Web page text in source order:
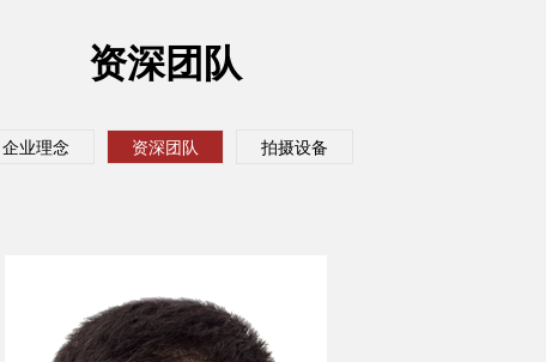
资深团队
企业理念 资深团队 拍摄设备